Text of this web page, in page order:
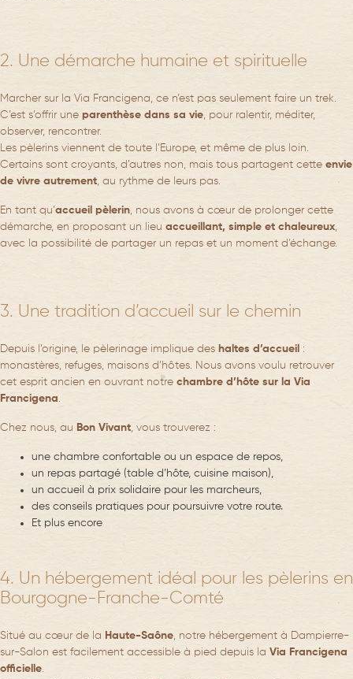
2. Une démarche humaine et spirituelle
Marcher sur la Via Francigena, ce n’est pas seulement faire un trek.
C’est s’offrir une parenthèse dans sa vie, pour ralentir, méditer,
observer, rencontrer.
Les pèlerins viennent de toute l’Europe, et même de plus loin.
Certains sont croyants, d’autres non, mais tous partagent cette envie
de vivre autrement, au rythme de leurs pas.
En tant qu’accueil pèlerin, nous avons à cœur de prolonger cette
démarche, en proposant un lieu accueillant, simple et chaleureux,
avec la possibilité de partager un repas et un moment d’échange.
3. Une tradition d’accueil sur le chemin
Depuis l’origine, le pèlerinage implique des haltes d’accueil :
monastères, refuges, maisons d’hôtes. Nous avons voulu retrouver
cet esprit ancien en ouvrant notre chambre d’hôte sur la Via
Francigena.
Chez nous, au Bon Vivant, vous trouverez :
une chambre confortable ou un espace de repos,
un repas partagé (table d’hôte, cuisine maison),
un accueil à prix solidaire pour les marcheurs,
des conseils pratiques pour poursuivre votre route.
Et plus encore
4. Un hébergement idéal pour les pèlerins en
Bourgogne-Franche-Comté
Situé au cœur de la Haute-Saône, notre hébergement à Dampierre-
sur-Salon est facilement accessible à pied depuis la Via Francigena
officielle.